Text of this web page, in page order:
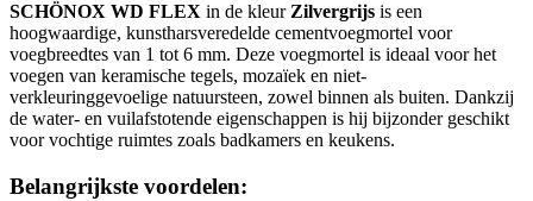
SCHÖNOX WD FLEX in de kleur Zilvergrijs is een
hoogwaardige, kunstharsveredelde cementvoegmortel voor
voegbreedtes van 1 tot 6 mm. Deze voegmortel is ideaal voor het
voegen van keramische tegels, mozaïek en niet-
verkleuringgevoelige natuursteen, zowel binnen als buiten. Dankzij
de water- en vuilafstotende eigenschappen is hij bijzonder geschikt
voor vochtige ruimtes zoals badkamers en keukens.
Belangrijkste voordelen: